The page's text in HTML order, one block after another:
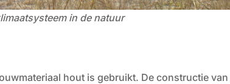
in de natuur
hout is gebruikt. De constructie